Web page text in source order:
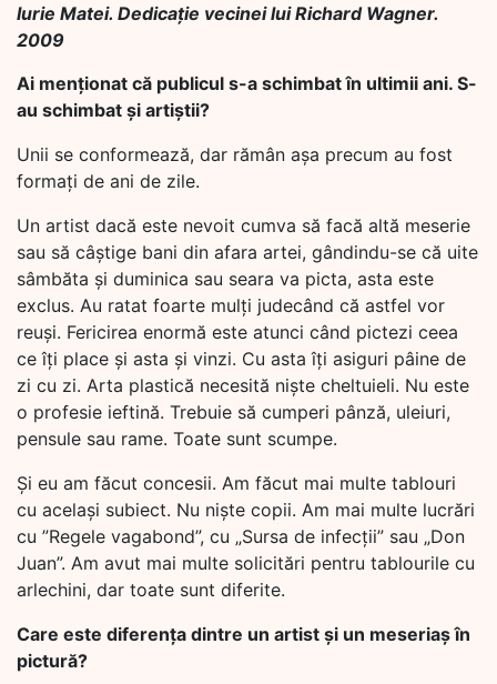
Iurie Matei. Dedicație vecinei lui Richard Wagner.
2009
Ai menționat că publicul s-a schimbat în ultimii ani. S-
au schimbat și artiștii?
Unii se conformează, dar rămân așa precum au fost
formați de ani de zile.
Un artist dacă este nevoit cumva să facă altă meserie
sau să câștige bani din afara artei, gândindu-se că uite
sâmbăta și duminica sau seara va picta, asta este
exclus. Au ratat foarte mulți judecând că astfel vor
reuși. Fericirea enormă este atunci când pictezi ceea
ce îți place și asta și vinzi. Cu asta îți asiguri pâine de
zi cu zi. Arta plastică necesită niște cheltuieli. Nu este
o profesie ieftină. Trebuie să cumperi pânză, uleiuri,
pensule sau rame. Toate sunt scumpe.
Și eu am făcut concesii. Am făcut mai multe tablouri
cu același subiect. Nu niște copii. Am mai multe lucrări
cu ”Regele vagabond”, cu „Sursa de infecții” sau „Don
Juan”. Am avut mai multe solicitări pentru tablourile cu
arlechini, dar toate sunt diferite.
Care este diferența dintre un artist și un meseriaș în
pictură?